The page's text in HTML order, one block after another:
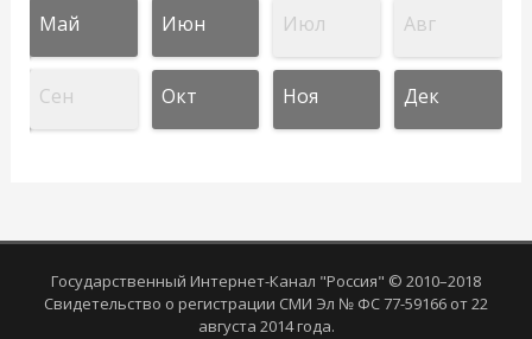
Май Июн Июл Авг
Сен Окт Ноя Дек
Государственный Интернет-Канал "Россия" © 2010–2018
Свидетельство о регистрации СМИ Эл № ФС 77-59166 от 22
августа 2014 года.